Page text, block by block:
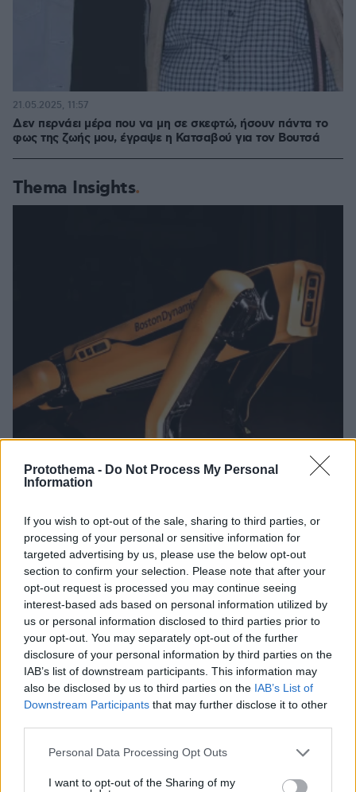
Protothema - Do Not Process My Personal
Information
If you wish to opt-out of the sale, sharing to third parties, or
processing of your personal or sensitive information for
targeted advertising by us, please use the below opt-out
section to confirm your selection. Please note that after your
opt-out request is processed you may continue seeing
interest-based ads based on personal information utilized by
us or personal information disclosed to third parties prior to
your opt-out. You may separately opt-out of the further
disclosure of your personal information by third parties on the
IAB’s list of downstream participants. This information may
also be disclosed by us to third parties on the IAB’s List of
Downstream Participants that may further disclose it to other
Please note that this website/app uses one or more Google
not limited to your visit or usage behaviour. You may click to
Personal Data Processing Opt Outs
I want to opt-out of the Sharing of my
Δεν περνάει μέρα που να μη σε σκεφτώ, ήσουν πάντα το
φως της ζωής μου, έγραψε η Κατσαβού για τον Βουτσά
21.05.2025, 11:57
Thema Insights
Το μέλλον της τεχνολογίας
27.07.2026, 06:00
Η Smart φοιτητική κατοικία στην καρδιά της Αθήνας
03.08.2026, 10:56
Επαγγελματική Εκπαίδευση & Εξειδίκευση: Το Mοντέλο που
σε Bάζει στην Aγορά Eργασίας
26.07.2026, 09:54